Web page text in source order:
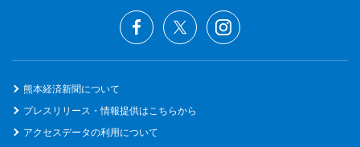
熊本経済新聞について
プレスリリース・情報提供はこちらから
アクセスデータの利用について